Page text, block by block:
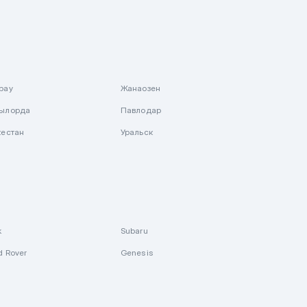
Жанаозен
Павлодар
Уральск
Subaru
Rover Genesis